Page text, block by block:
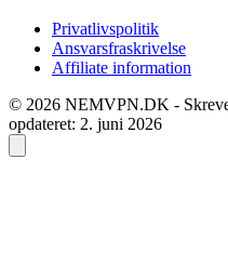
Privatlivspolitik
Ansvarsfraskrivelse
Affiliate information
© 2026 NEMVPN.DK -
opdateret: 2. juni 2026